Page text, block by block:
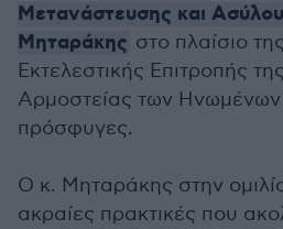
Μετανάστευσης και
Μηταράκης στο πλαίσιο
Εκτελεστικής Επιτροπής
Αρμοστείας των Ηνωμένων
πρόσφυγες.
Ο κ. Μηταράκης στην
ακραίες πρακτικές που